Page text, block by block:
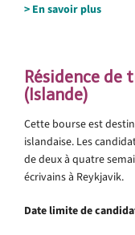
> En savoir plus
Résidence de
(Islande)
Cette bourse est
islandaise. Les
de deux à quatre
écrivains à Reykjavik.
Date limite de